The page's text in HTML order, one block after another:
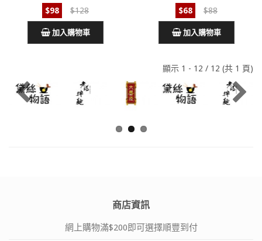
$98 $128
加入購物車
$68 $88
加入購物車
顯示 1 - 12 / 12 (共 1 頁)
商店資訊
網上購物滿$200即可選擇順豐到付